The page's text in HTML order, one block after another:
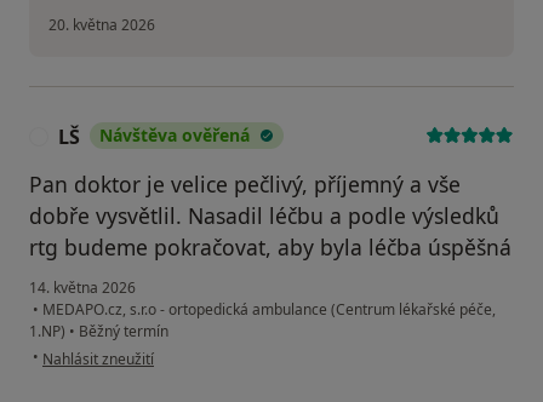
20. května 2026
LŠ Návštěva ověřená
Pan doktor je velice pečlivý, příjemný a vše
dobře vysvětlil. Nasadil léčbu a podle výsledků
rtg budeme pokračovat, aby byla léčba úspěšná
14. května 2026
• MEDAPO.cz, s.r.o - ortopedická ambulance (Centrum lékařské péče,
1.NP) • Běžný termín
• podle názoru uživatele LŠ
Nahlásit zneužití